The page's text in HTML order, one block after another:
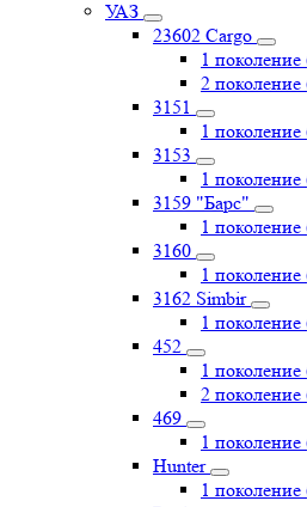
УАЗ
23602 Cargo
1
2
3151
1
3153
1
3159 "Барс"
1
3160
1
3162 Simbir
1
452
1
2
469
1
Hunter
1